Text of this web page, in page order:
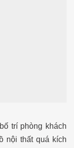
trí phòng khách
nội thất quá kích